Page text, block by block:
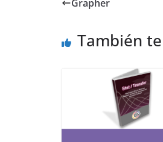
Grapher
También